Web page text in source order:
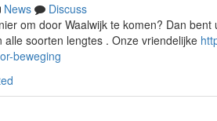
News
Discuss
om door Waalwijk te komen? Dan
soorten lengtes . Onze vriendelijke
beweging